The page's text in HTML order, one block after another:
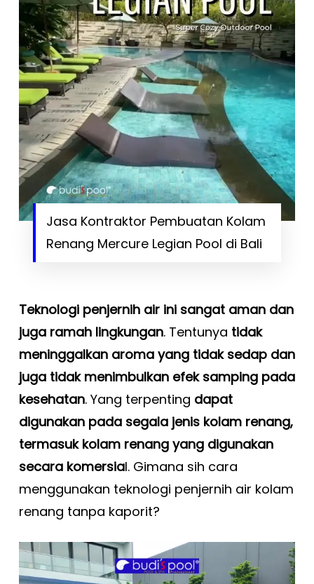
Jasa Kontraktor Pembuatan Kolam
Renang Mercure Legian Pool di Bali
Teknologi penjernih air ini sangat aman dan
juga ramah lingkungan. Tentunya tidak
meninggalkan aroma yang tidak sedap dan
juga tidak menimbulkan efek samping pada
kesehatan. Yang terpenting dapat
digunakan pada segala jenis kolam renang,
termasuk kolam renang yang digunakan
secara komersial. Gimana sih cara
menggunakan teknologi penjernih air kolam
renang tanpa kaporit?